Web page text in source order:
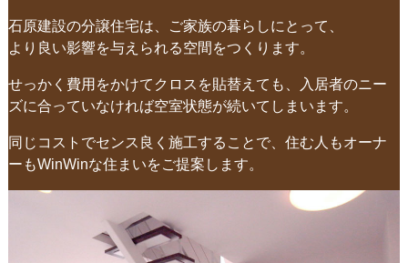
石原建設の分譲住宅は、ご家族の暮らしにとって、
より良い影響を与えられる空間をつくります。
せっかく費用をかけてクロスを貼替えても、入居者のニー
ズに合っていなければ空室状態が続いてしまいます。
同じコストでセンス良く施工することで、住む人もオーナ
ーもWinWinな住まいをご提案します。